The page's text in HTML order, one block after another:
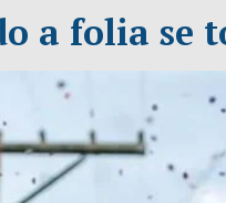
a folia se